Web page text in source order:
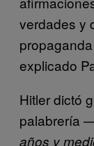
verdades y
explicado
Hitler dictó
palabrería
años y